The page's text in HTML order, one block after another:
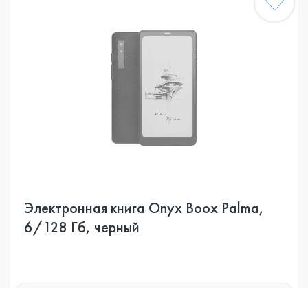
Электронная книга Onyx Boox Palma,
6/128 Гб, черный